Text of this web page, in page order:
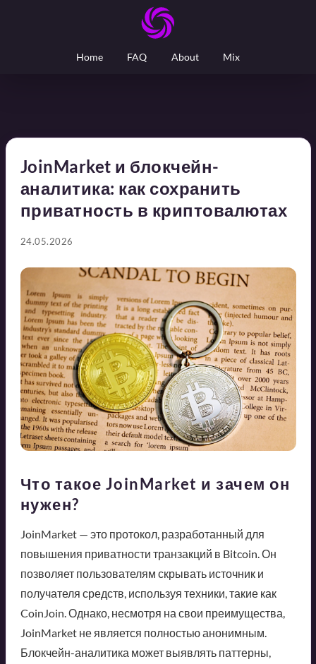
Home FAQ About Mix
JoinMarket и блокчейн-
аналитика: как сохранить
приватность в криптовалютах
24.05.2026
Что такое JoinMarket и зачем он
нужен?
JoinMarket — это протокол, разработанный для
повышения приватности транзакций в Bitcoin. Он
позволяет пользователям скрывать источник и
получателя средств, используя техники, такие как
CoinJoin. Однако, несмотря на свои преимущества,
JoinMarket не является полностью анонимным.
Блокчейн-аналитика может выявлять паттерны,